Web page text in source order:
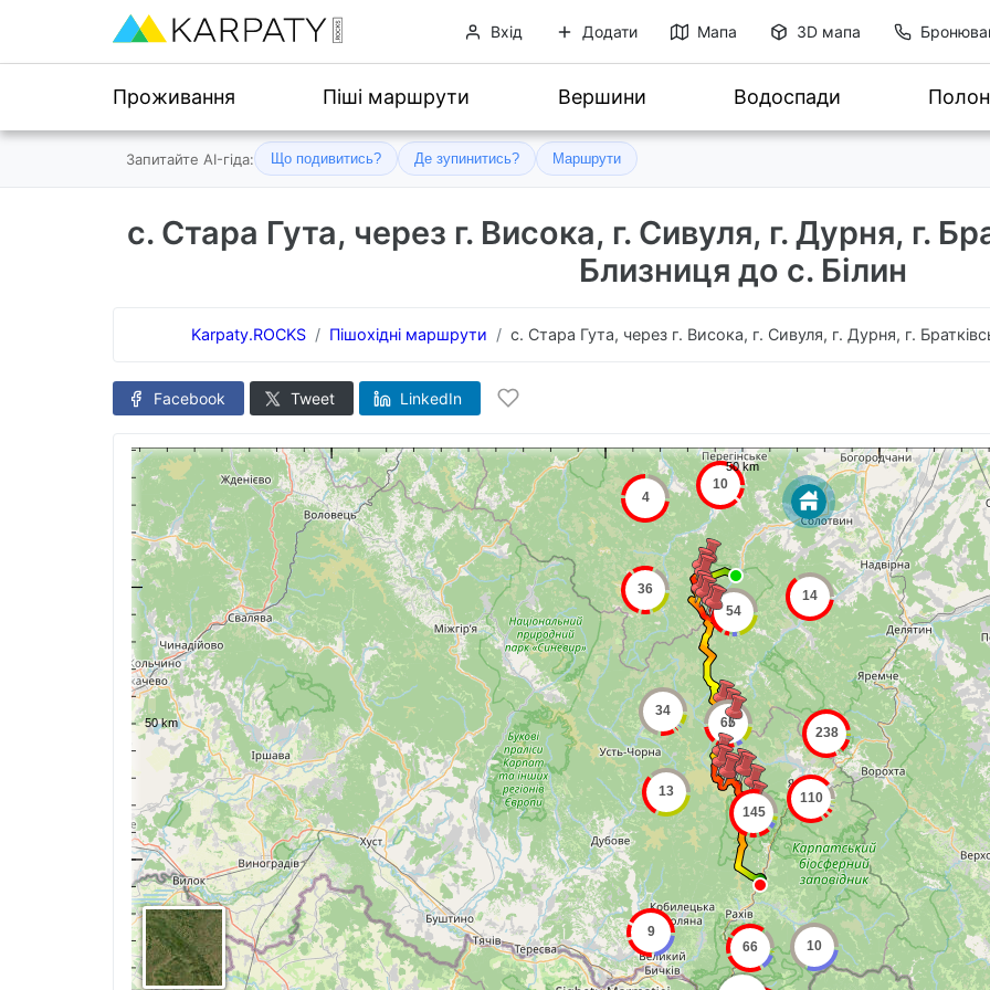
Вхід Додати Мапа 3D мапа
Проживання Піші маршрути Вершини Водоспади
Запитайте AI-гіда: Що подивитись? Де зупинитись? Маршрути
с. Стара Гута, через г. Висока, г. Сивуля, г. Дурня, г.
Близниця до с. Білин
Karpaty.ROCKS Пішохідні маршрути с. Стара Гута, через г. Висока, г. Сивуля, г. Дурня, г.
Facebook Tweet LinkedIn